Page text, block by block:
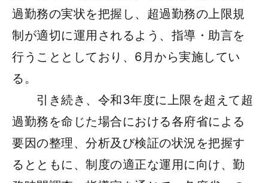
過勤務の実状を把握し、超過勤務の上限規
制が適切に運用されるよう、指導・助言を
行うこととしており、6月から実施してい
る。
引き続き、令和3年度に上限を超えて超
過勤務を命じた場合における各府省による
要因の整理、分析及び検証の状況を把握す
るとともに、制度の適正な運用に向け、勤